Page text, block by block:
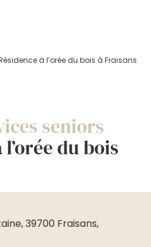
à l’orée du bois à Fraisans
seniors
du bois
39700 Fraisans,